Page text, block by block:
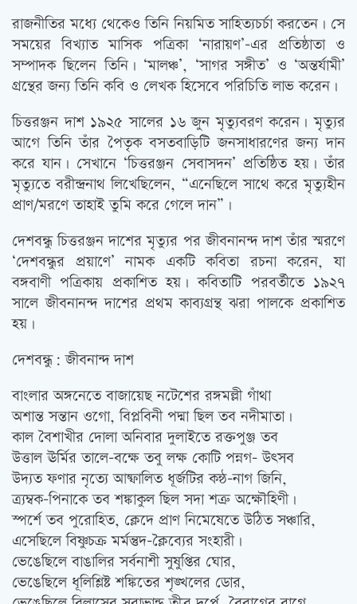
রাজনীতির মধ্যে থেকেও তিনি নিয়মিত সাহিত্যচর্চা করতেন। সে
সময়ের বিখ্যাত মাসিক পত্রিকা ‘নারায়ণ’-এর প্রতিষ্ঠাতা ও
সম্পাদক ছিলেন তিনি। ‘মালঞ্চ’, ‘সাগর সঙ্গীত’ ও ‘অন্তর্যামী’
গ্রন্থের জন্য তিনি কবি ও লেখক হিসেবে পরিচিতি লাভ করেন।
চিত্তরঞ্জন দাশ ১৯২৫ সালের ১৬ জুন মৃত্যুবরণ করেন। মৃত্যুর
আগে তিনি তাঁর পৈতৃক বসতবাড়িটি জনসাধারণের জন্য দান
করে যান। সেখানে ‘চিত্তরঞ্জন সেবাসদন’ প্রতিষ্ঠিত হয়। তাঁর
মৃত্যুতে বরীন্দ্রনাথ লিখেছিলেন, “এনেছিলে সাথে করে মৃত্যুহীন
প্রাণ/মরণে তাহাই তুমি করে গেলে দান”।
দেশবন্ধু চিত্তরঞ্জন দাশের মৃত্যুর পর জীবনানন্দ দাশ তাঁর স্মরণে
‘দেশবন্ধুর প্রয়াণে’ নামক একটি কবিতা রচনা করেন, যা
বঙ্গবাণী পত্রিকায় প্রকাশিত হয়। কবিতাটি পরবর্তীতে ১৯২৭
সালে জীবনানন্দ দাশের প্রথম কাব্যগ্রন্থ ঝরা পালকে প্রকাশিত
হয়।
দেশবন্ধু: জীবনান্দ দাশ
বাংলার অঙ্গনেতে বাজায়েছ নটেশের রঙ্গমল্লী গাঁথা
অশান্ত সন্তান ওগো, বিপ্লবিনী পদ্মা ছিল তব নদীমাতা।
কাল বৈশাখীর দোলা অনিবার দুলাইতে রক্তপুঞ্জ তব
উত্তাল ঊর্মির তালে-বক্ষে তবু লক্ষ কোটি পন্নগ- উৎসব
উদ্যত ফণার নৃত্যে আষ্ফালিত ধূর্জটির কন্ঠ-নাগ জিনি,
ত্র্যম্বক-পিনাকে তব শঙ্কাকুল ছিল সদা শত্রু অক্ষৌহিণী।
স্পর্শে তব পুরোহিত, ক্লেদে প্রাণ নিমেষেতে উঠিত সঞ্চারি,
এসেছিলে বিষ্ণুচক্র মর্মন্তুদ-ক্লৈব্যের সংহারী।
ভেঙেছিলে বাঙালির সর্বনাশী সুষুপ্তির ঘোর,
ভেঙেছিলে ধূলিশ্লিষ্ট শঙ্কিতের শৃঙ্খলের ডোর,